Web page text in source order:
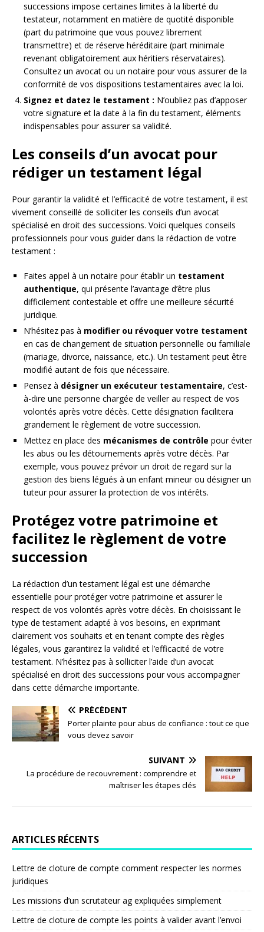
successions impose certaines limites à la liberté du
testateur, notamment en matière de quotité disponible
(part du patrimoine que vous pouvez librement
transmettre) et de réserve héréditaire (part minimale
revenant obligatoirement aux héritiers réservataires).
Consultez un avocat ou un notaire pour vous assurer de la
conformité de vos dispositions testamentaires avec la loi.
Signez et datez le testament : N’oubliez pas d’apposer
votre signature et la date à la fin du testament, éléments
indispensables pour assurer sa validité.
Les conseils d’un avocat pour
rédiger un testament légal
Pour garantir la validité et l’efficacité de votre testament, il est
vivement conseillé de solliciter les conseils d’un avocat
spécialisé en droit des successions. Voici quelques conseils
professionnels pour vous guider dans la rédaction de votre
testament :
Faites appel à un notaire pour établir un testament
authentique, qui présente l’avantage d’être plus
difficilement contestable et offre une meilleure sécurité
juridique.
N’hésitez pas à modifier ou révoquer votre testament
en cas de changement de situation personnelle ou familiale
(mariage, divorce, naissance, etc.). Un testament peut être
modifié autant de fois que nécessaire.
Pensez à désigner un exécuteur testamentaire, c’est-
à-dire une personne chargée de veiller au respect de vos
volontés après votre décès. Cette désignation facilitera
grandement le règlement de votre succession.
Mettez en place des mécanismes de contrôle pour éviter
les abus ou les détournements après votre décès. Par
exemple, vous pouvez prévoir un droit de regard sur la
gestion des biens légués à un enfant mineur ou désigner un
tuteur pour assurer la protection de vos intérêts.
Protégez votre patrimoine et
facilitez le règlement de votre
succession
La rédaction d’un testament légal est une démarche
essentielle pour protéger votre patrimoine et assurer le
respect de vos volontés après votre décès. En choisissant le
type de testament adapté à vos besoins, en exprimant
clairement vos souhaits et en tenant compte des règles
légales, vous garantirez la validité et l’efficacité de votre
testament. N’hésitez pas à solliciter l’aide d’un avocat
spécialisé en droit des successions pour vous accompagner
dans cette démarche importante.
PRÉCÉDENT
Porter plainte pour abus de confiance : tout ce que
vous devez savoir
SUIVANT
La procédure de recouvrement : comprendre et
maîtriser les étapes clés
ARTICLES RÉCENTS
Lettre de cloture de compte comment respecter les normes
juridiques
Les missions d’un scrutateur ag expliquées simplement
Lettre de cloture de compte les points à valider avant l’envoi